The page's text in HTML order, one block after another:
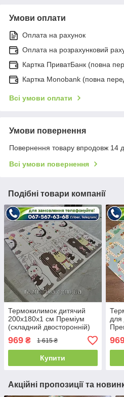
Умови оплати
Оплата на рахунок
Оплата на розрахунковий
Картка ПриватБанк (повна
Картка Monobank (повна
Всі умови оплати
Умови повернення
Повернення товару впродовж 14
Всі умови повернення
Подібні товари компанії
Термокилимок дитячий
200х180х1 см Преміум
(складний двосторонній)
969 ₴ 1 615 ₴
Купити
для
Акційні пропозиції та